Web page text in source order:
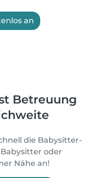
an
Betreuung
die Babysitter-
oder
Nähe an!